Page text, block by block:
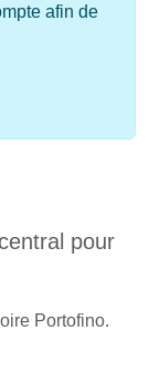
afin de
pour
Portofino.